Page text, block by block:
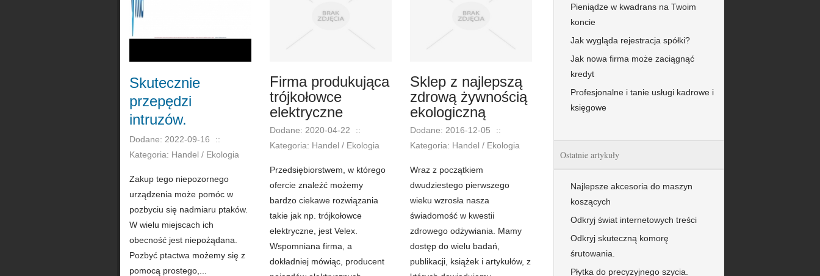
Skutecznie
przepędzi
intruzów.
Dodane: 2022-09-16
::
Kategoria: Handel / Ekologia
Zakup tego niepozornego
urządzenia może pomóc w
pozbyciu się nadmiaru ptaków.
W wielu miejscach ich
obecność jest niepożądana.
Pozbyć ptactwa możemy się z
pomocą prostego,...
Firma produkująca
trójkołowce
elektryczne
Dodane: 2020-04-22
::
Kategoria: Handel / Ekologia
Przedsiębiorstwem, w którego
ofercie znaleźć możemy
bardzo ciekawe rozwiązania
takie jak np. trójkołowce
elektryczne, jest Velex.
Wspomniana firma, a
dokładniej mówiąc, producent
Sklep z najlepszą
zdrową żywnością
ekologiczną
Dodane: 2016-12-05
::
Kategoria: Handel / Ekologia
Wraz z początkiem
dwudziestego pierwszego
wieku wzrosła nasza
świadomość w kwestii
zdrowego odżywiania. Mamy
dostęp do wielu badań,
publikacji, książek i artykułów, z
Pieniądze w kwadrans na Twoim
koncie
Jak wygląda rejestracja spółki?
Jak nowa firma może zaciągnąć
kredyt
Profesjonalne i tanie usługi kadrowe i
księgowe
Ostatnie artykuły
Najlepsze akcesoria do maszyn
koszących
Odkryj świat internetowych treści
Odkryj skuteczną komorę
śrutowania.
Płytka do precyzyjnego szycia.